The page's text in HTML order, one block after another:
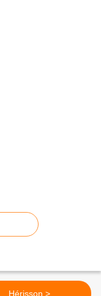
Hérisson >